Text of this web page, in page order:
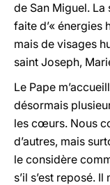
de San Miguel. La
faite d’« énergies
mais de visages
saint Joseph,
Le Pape
désormais
les cœurs. Nous
d’autres, mais
le considère
s’il s’est reposé.